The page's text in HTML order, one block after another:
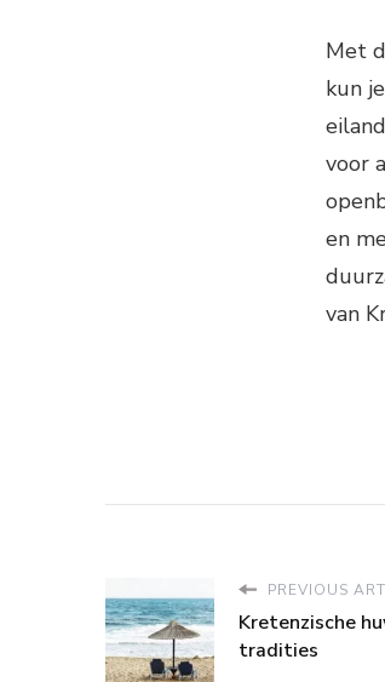
Met
kun
voor
en
van
PREVIOUS
Kretenzische
tradities